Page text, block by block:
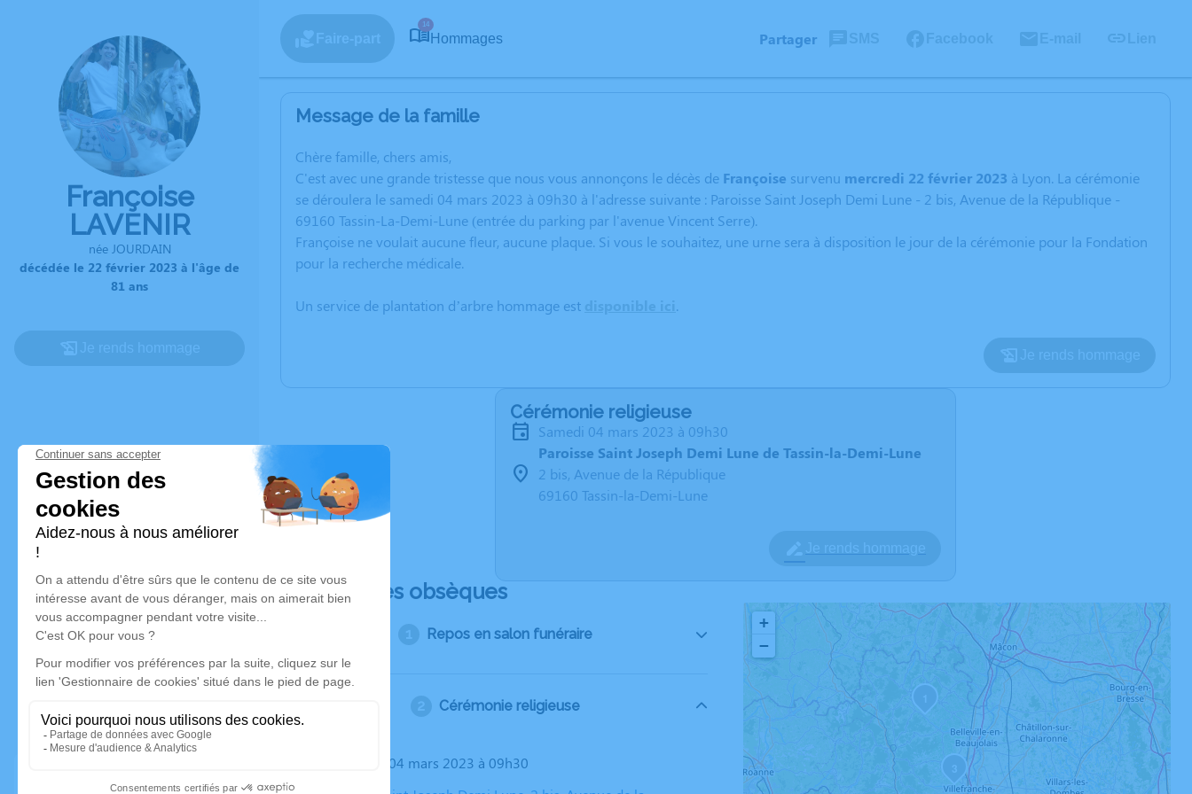
Françoise
LAVENIR
née JOURDAIN
décédée le 22 février 2023 à l'âge de
81 ans
14
Hommages Partager
Message de la famille
Chère famille, chers amis,
C'est avec une grande tristesse que nous vous annonçons le décès de Françoise survenu mercredi 22 février 2023 à Lyon. La cérémonie
se déroulera le samedi 04 mars 2023 à 09h30 à l'adresse suivante : Paroisse Saint Joseph Demi Lune - 2 bis, Avenue de la République -
69160 Tassin-La-Demi-Lune (entrée du parking par l'avenue Vincent Serre).
Françoise ne voulait aucune fleur, aucune plaque. Si vous le souhaitez, une urne sera à disposition le jour de la cérémonie pour la Fondation
pour la recherche médicale.
Un service de plantation d’arbre hommage est .
Cérémonie religieuse
samedi 04 mars 2023 à 09h30
Paroisse Saint Joseph Demi Lune de Tassin-la-Demi-Lune
2 bis, Avenue de la République
69160 Tassin-la-Demi-Lune
Déroulé des obsèques
Repos en salon funéraire
Cérémonie religieuse
Le samedi 04 mars 2023 à 09h30
+
−